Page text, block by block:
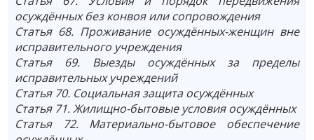
осуждённых без конвоя или сопровождения
Статья 68. Проживание осуждённых-женщин вне
исправительного учреждения
Статья 69. Выезды осуждённых за пределы
исправительных учреждений
Статья 70. Социальная защита осуждённых
Статья 71. Жилищно-бытовые условия осуждённых
Статья 72. Материально-бытовое обеспечение